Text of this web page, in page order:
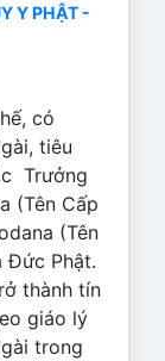
Y PHẬT -
có
tiêu
Trưởng
(Tên Cấp
(Tên
Đức Phật.
thành tín
giáo lý
trong